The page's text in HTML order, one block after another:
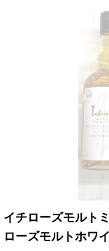
イチローズモルト
ローズモルトホワ